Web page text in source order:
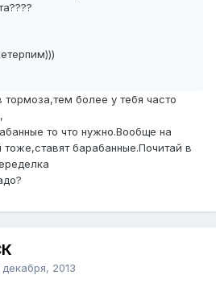
более у тебя часто
то что нужно.Вообще на
тоже,ставят барабанные.Почитай в
декабря, 2013